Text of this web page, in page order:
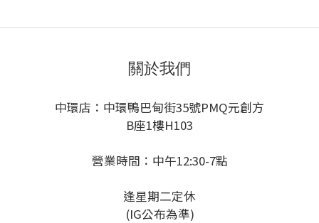
關於我們
中環店：中環鴨巴甸街35號PMQ元創方
B座1樓H103
營業時間：中午12:30-7點
逢星期二定休
(IG公布為準)